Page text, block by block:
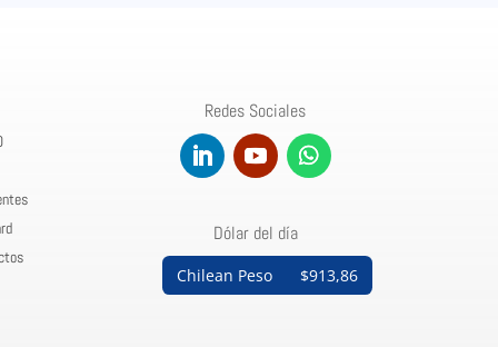
Redes Sociales
Dólar del día
Chilean Peso $913,86